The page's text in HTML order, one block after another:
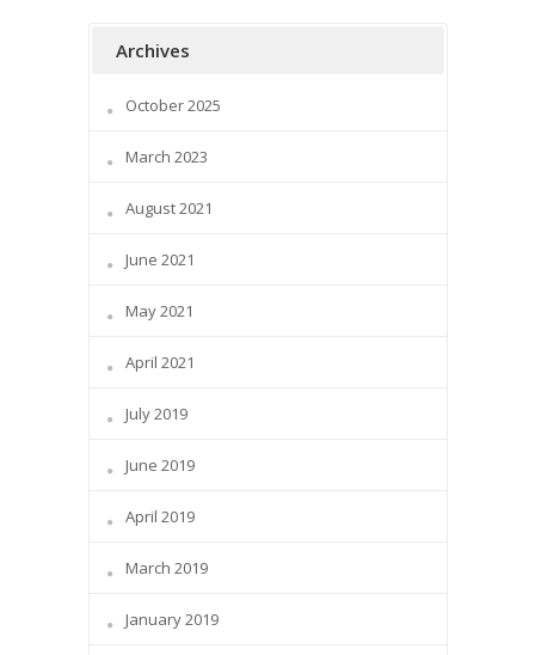
Archives
October 2025
March 2023
August 2021
June 2021
May 2021
April 2021
July 2019
June 2019
April 2019
March 2019
January 2019